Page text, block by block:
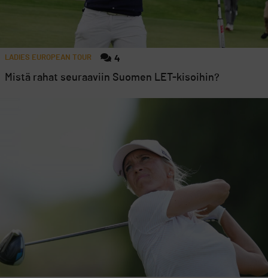
LADIES EUROPEAN TOUR 4
Mistä rahat seuraaviin Suomen LET-kisoihin?